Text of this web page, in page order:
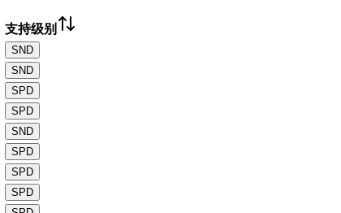
支持级别
SND
SND
SPD
SPD
SND
SPD
SPD
SPD